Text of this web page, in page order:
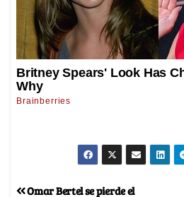
Omar Bertel se pierde el